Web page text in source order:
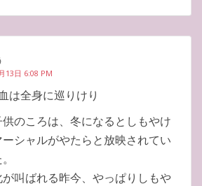
13日 6:08 PM
は全身に巡りけり
のころは、冬になるとしもやけ
シャルがやたらと放映されてい
叫ばれる昨今、やっぱりしもや